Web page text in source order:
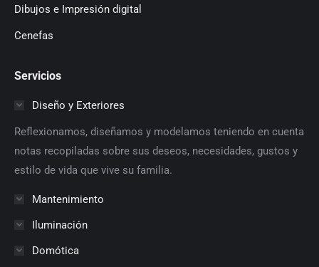
Dibujos e Impresión digital
Cenefas
Servicios
Diseño y Exteriores
Reflexionamos, diseñamos y modelamos teniendo en cuenta
notas recopiladas sobre sus deseos, necesidades, gustos y
estilo de vida que vive su familia.
Mantenimiento
Iluminación
Domótica